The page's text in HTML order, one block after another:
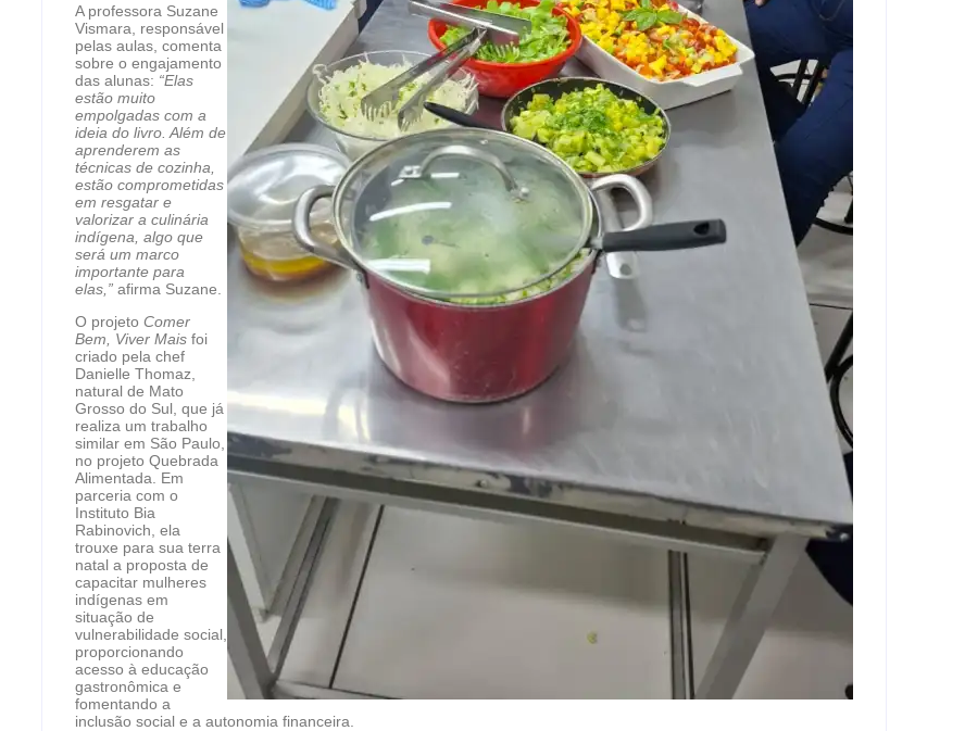
A professora Suzane
Vismara, responsável
pelas aulas, comenta
sobre o engajamento
das alunas: “Elas
estão muito
empolgadas com a
ideia do livro. Além de
aprenderem as
técnicas de cozinha,
estão comprometidas
em resgatar e
valorizar a culinária
indígena, algo que
será um marco
importante para
elas,” afirma Suzane.
O projeto Comer
Bem, Viver Mais foi
criado pela chef
Danielle Thomaz,
natural de Mato
Grosso do Sul, que já
realiza um trabalho
similar em São Paulo,
no projeto Quebrada
Alimentada. Em
parceria com o
Instituto Bia
Rabinovich, ela
trouxe para sua terra
natal a proposta de
capacitar mulheres
indígenas em
situação de
vulnerabilidade social,
proporcionando
acesso à educação
gastronômica e
fomentando a
inclusão social e a autonomia financeira.